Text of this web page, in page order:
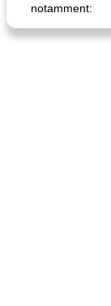
notamment: